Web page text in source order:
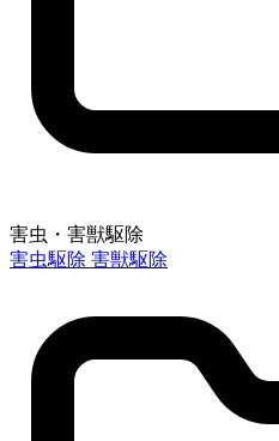
害虫・害獣駆除
害虫駆除 害獣駆除